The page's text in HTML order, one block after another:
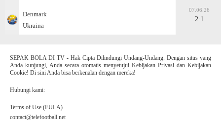
Denmark
Ukraina
07.06.26
2:1
SEPAK BOLA DI TV - Hak Cipta Dilindungi Undang-Undang. Dengan situs yang
Anda kunjungi, Anda secara otomatis menyetujui Kebijakan Privasi dan Kebijakan
Cookie! Di sini Anda bisa berkenalan dengan mereka!
Hubungi kami:
Terms of Use (EULA)
contact@telefootball.net